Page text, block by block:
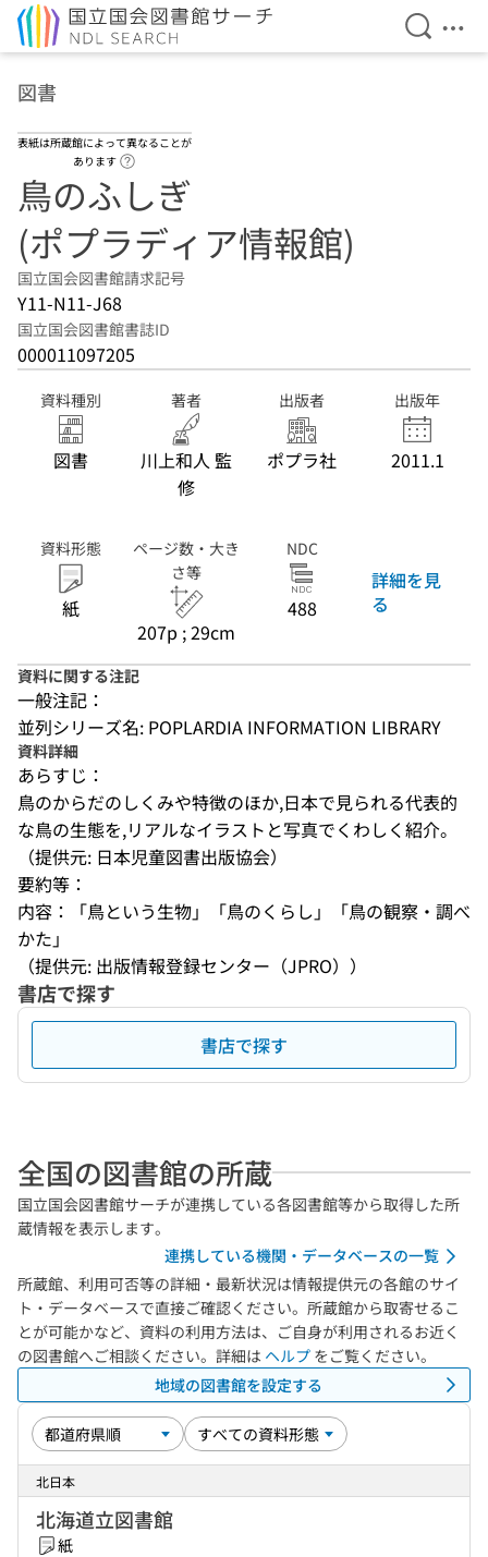
検索を
メ
図書
表紙は所蔵館によって異なることが
あります
鳥のふしぎ
(ポプラディア情報館)
国立国会図書館請求記号
Y11-N11-J68
国立国会図書館書誌ID
000011097205
資料種別
図書
著者
川上和人 監
修
出版者
ポプラ社
出版年
2011.1
資料形態
紙
ページ数・大き
さ等
207p ; 29cm
NDC
488
詳細を見
る
資料に関する注記
一般注記：
並列シリーズ名: POPLARDIA INFORMATION LIBRARY
資料詳細
あらすじ：
鳥のからだのしくみや特徴のほか,日本で見られる代表的
な鳥の生態を,リアルなイラストと写真でくわしく紹介。
（提供元: 日本児童図書出版協会）
要約等：
内容：「鳥という生物」「鳥のくらし」「鳥の観察・調べ
かた」
（提供元: 出版情報登録センター（JPRO））
書店で探す
書店で探す
全国の図書館の所蔵
国立国会図書館サーチが連携している各図書館等から取得した所
蔵情報を表示します。
連携している機関・データベースの一覧
所蔵館、利用可否等の詳細・最新状況は情報提供元の各館のサイ
ト・データベースで直接ご確認ください。所蔵館から取寄せるこ
とが可能かなど、資料の利用方法は、ご自身が利用されるお近く
の図書館へご相談ください。詳細は ヘルプ をご覧ください。
地域の図書館を設定する
北日本
北海道立図書館
紙